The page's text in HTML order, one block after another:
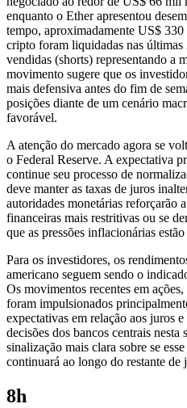
enquanto o Ether apresentou
tempo, aproximadamente US$
cripto foram liquidadas nas últimas
vendidas (shorts) representando a
movimento sugere que os
mais defensiva antes do fim de
posições diante de um cenário
favorável.
A atenção do mercado agora se
o Federal Reserve. A expectativa
continue seu processo de
deve manter as taxas de juros
autoridades monetárias reforçarão
financeiras mais restritivas ou se
que as pressões inflacionárias
Para os investidores, os
americano seguem sendo o
Os movimentos recentes em
foram impulsionados
expectativas em relação aos juros
decisões dos bancos centrais nesta
sinalização mais clara sobre se
continuará ao longo do restante de
8h